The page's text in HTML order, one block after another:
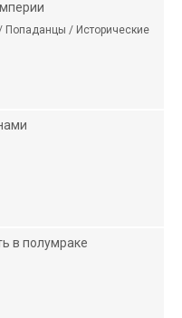
Попаданцы / Исторические
в полумраке